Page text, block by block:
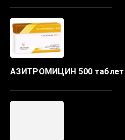
АЗИТРОМИЦИН 500